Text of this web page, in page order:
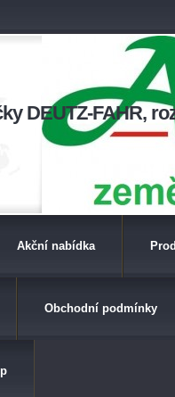
DEUTZ-FAHR,
Akční nabídka
Obchodní podmínky